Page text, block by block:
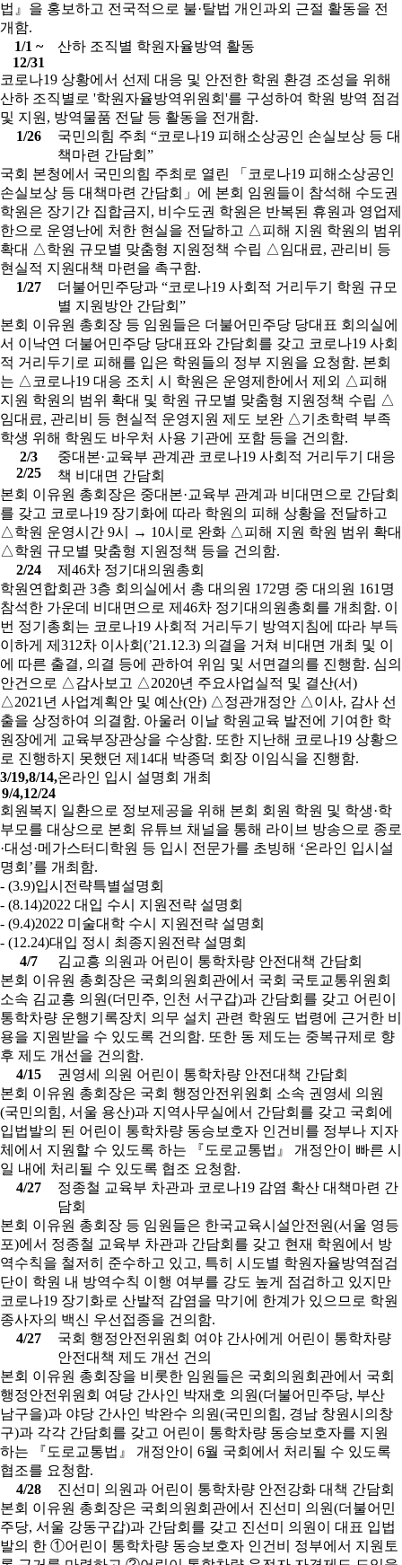
법』을 홍보하고 전국적으로 불·탈법 개인과외 근절 활동을 전
개함.
1/1 ~
12/31
산하 조직별 학원자율방역 활동
코로나19 상황에서 선제 대응 및 안전한 학원 환경 조성을 위해
산하 조직별로 '학원자율방역위원회'를 구성하여 학원 방역 점검
및 지원, 방역물품 전달 등 활동을 전개함.
1/26
국민의힘 주최 “코로나19 피해소상공인 손실보상 등 대
책마련 간담회”
국회 본청에서 국민의힘 주최로 열린 「코로나19 피해소상공인
손실보상 등 대책마련 간담회」에 본회 임원들이 참석해 수도권
학원은 장기간 집합금지, 비수도권 학원은 반복된 휴원과 영업제
한으로 운영난에 처한 현실을 전달하고 △피해 지원 학원의 범위
확대 △학원 규모별 맞춤형 지원정책 수립 △임대료, 관리비 등
현실적 지원대책 마련을 촉구함.
1/27
더불어민주당과 “코로나19 사회적 거리두기 학원 규모
별 지원방안 간담회”
본회 이유원 총회장 등 임원들은 더불어민주당 당대표 회의실에
서 이낙연 더불어민주당 당대표와 간담회를 갖고 코로나19 사회
적 거리두기로 피해를 입은 학원들의 정부 지원을 요청함. 본회
는 △코로나19 대응 조치 시 학원은 운영제한에서 제외 △피해
지원 학원의 범위 확대 및 학원 규모별 맞춤형 지원정책 수립 △
임대료, 관리비 등 현실적 운영지원 제도 보완 △기초학력 부족
학생 위해 학원도 바우처 사용 기관에 포함 등을 건의함.
2/3
2/25
중대본·교육부 관계관 코로나19 사회적 거리두기 대응
책 비대면 간담회
본회 이유원 총회장은 중대본·교육부 관계과 비대면으로 간담회
를 갖고 코로나19 장기화에 따라 학원의 피해 상황을 전달하고
△학원 운영시간 9시 → 10시로 완화 △피해 지원 학원 범위 확대
△학원 규모별 맞춤형 지원정책 등을 건의함.
2/24
제46차 정기대의원총회
학원연합회관 3층 회의실에서 총 대의원 172명 중 대의원 161명
참석한 가운데 비대면으로 제46차 정기대의원총회를 개최함. 이
번 정기총회는 코로나19 사회적 거리두기 방역지침에 따라 부득
이하게 제312차 이사회(’21.12.3) 의결을 거쳐 비대면 개최 및 이
에 따른 출결, 의결 등에 관하여 위임 및 서면결의를 진행함. 심의
안건으로 △감사보고 △2020년 주요사업실적 및 결산(서)
△2021년 사업계획안 및 예산(안) △정관개정안 △이사, 감사 선
출을 상정하여 의결함. 아울러 이날 학원교육 발전에 기여한 학
원장에게 교육부장관상을 수상함. 또한 지난해 코로나19 상황으
로 진행하지 못했던 제14대 박종덕 회장 이임식을 진행함.
3/19,8/14,
9/4,12/24
온라인 입시 설명회 개최
회원복지 일환으로 정보제공을 위해 본회 회원 학원 및 학생·학
부모를 대상으로 본회 유튜브 채널을 통해 라이브 방송으로 종로
·대성·메가스터디학원 등 입시 전문가를 초빙해 ‘온라인 입시설
명회’를 개최함.
- (3.9)입시전략특별설명회
- (8.14)2022 대입 수시 지원전략 설명회
- (9.4)2022 미술대학 수시 지원전략 설명회
- (12.24)대입 정시 최종지원전략 설명회
4/7
김교흥 의원과 어린이 통학차량 안전대책 간담회
본회 이유원 총회장은 국회의원회관에서 국회 국토교통위원회
소속 김교흥 의원(더민주, 인천 서구갑)과 간담회를 갖고 어린이
통학차량 운행기록장치 의무 설치 관련 학원도 법령에 근거한 비
용을 지원받을 수 있도록 건의함. 또한 동 제도는 중복규제로 향
후 제도 개선을 건의함.
4/15
권영세 의원 어린이 통학차량 안전대책 간담회
본회 이유원 총회장은 국회 행정안전위원회 소속 권영세 의원
(국민의힘, 서울 용산)과 지역사무실에서 간담회를 갖고 국회에
입법발의 된 어린이 통학차량 동승보호자 인건비를 정부나 지자
체에서 지원할 수 있도록 하는 『도로교통법』 개정안이 빠른 시
일 내에 처리될 수 있도록 협조 요청함.
4/27
정종철 교육부 차관과 코로나19 감염 확산 대책마련 간
담회
본회 이유원 총회장 등 임원들은 한국교육시설안전원(서울 영등
포)에서 정종철 교육부 차관과 간담회를 갖고 현재 학원에서 방
역수칙을 철저히 준수하고 있고, 특히 시도별 학원자율방역점검
단이 학원 내 방역수칙 이행 여부를 강도 높게 점검하고 있지만
코로나19 장기화로 산발적 감염을 막기에 한계가 있으므로 학원
종사자의 백신 우선접종을 건의함.
4/27
국회 행정안전위원회 여야 간사에게 어린이 통학차량
안전대책 제도 개선 건의
본회 이유원 총회장을 비롯한 임원들은 국회의원회관에서 국회
행정안전위원회 여당 간사인 박재호 의원(더불어민주당, 부산
남구을)과 야당 간사인 박완수 의원(국민의힘, 경남 창원시의창
구)과 각각 간담회를 갖고 어린이 통학차량 동승보호자를 지원
하는 『도로교통법』 개정안이 6월 국회에서 처리될 수 있도록
협조를 요청함.
4/28
진선미 의원과 어린이 통학차량 안전강화 대책 간담회
본회 이유원 총회장은 국회의원회관에서 진선미 의원(더불어민
주당, 서울 강동구갑)과 간담회를 갖고 진선미 의원이 대표 입법
발의 한 ①어린이 통학차량 동승보호자 인건비 정부에서 지원토